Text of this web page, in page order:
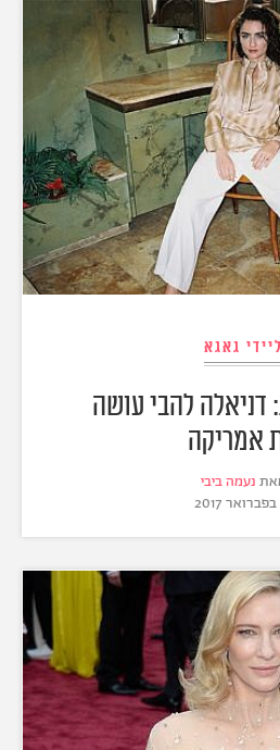
ליידי גאגא
דניאלה להבי עושה
אמריקה
נעמה ביבי